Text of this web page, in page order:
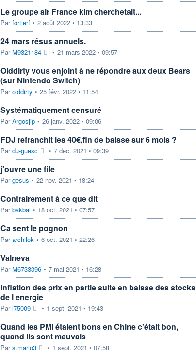
Le groupe air France klm cherchetait...
Parfortierf • 2 août 2022 • 13:33
24 mars résus annuels.
Par M9321184 • 21 mars 2022 • 09:57
Olddirty vous enjoint à ne répondre aux deux Bears
(sur Nintendo Switch)
Parolddirty • 25 févr. 2022 • 11:54
Systématiquement censuré
ParArgosjip • 26 janv. 2022 • 09:06
FDJ refranchit les 40€,fin de baisse sur 6 mois ?
Pardu-guesc • 7 déc. 2021 • 09:39
j'ouvre une file
Pargesus • 22 nov. 2021 • 18:24
Contrairement à ce que dit
Parbakbal • 18 oct. 2021 • 07:57
Ca sent le pognon
Pararchilok • 6 oct. 2021 • 22:26
Valneva
Par M6733396 • 7 mai 2021 • 16:28
Inflation des prix en partie suite en baisse des stocks
de l energie
Parl75009 • 1 sept. 2021 • 19:43
Quand les PMi étaient bons en Chine c'était bon,
quand ils sont mauvais
Pars.mario3 • 1 sept. 2021 • 07:58